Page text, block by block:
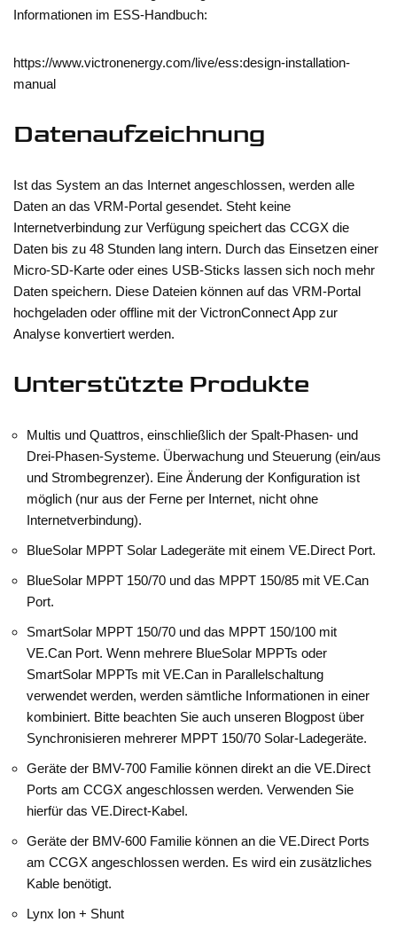
Informationen im ESS-Handbuch:
https://www.victronenergy.com/live/ess:design-installation-
manual
Datenaufzeichnung
Ist das System an das Internet angeschlossen, werden alle
Daten an das VRM-Portal gesendet. Steht keine
Internetverbindung zur Verfügung speichert das CCGX die
Daten bis zu 48 Stunden lang intern. Durch das Einsetzen einer
Micro-SD-Karte oder eines USB-Sticks lassen sich noch mehr
Daten speichern. Diese Dateien können auf das VRM-Portal
hochgeladen oder offline mit der VictronConnect App zur
Analyse konvertiert werden.
Unterstützte Produkte
Multis und Quattros, einschließlich der Spalt-Phasen- und
Drei-Phasen-Systeme. Überwachung und Steuerung (ein/aus
und Strombegrenzer). Eine Änderung der Konfiguration ist
möglich (nur aus der Ferne per Internet, nicht ohne
Internetverbindung).
BlueSolar MPPT Solar Ladegeräte mit einem VE.Direct Port.
BlueSolar MPPT 150/70 und das MPPT 150/85 mit VE.Can
Port.
SmartSolar MPPT 150/70 und das MPPT 150/100 mit
VE.Can Port. Wenn mehrere BlueSolar MPPTs oder
SmartSolar MPPTs mit VE.Can in Parallelschaltung
verwendet werden, werden sämtliche Informationen in einer
kombiniert. Bitte beachten Sie auch unseren Blogpost über
Synchronisieren mehrerer MPPT 150/70 Solar-Ladegeräte.
Geräte der BMV-700 Familie können direkt an die VE.Direct
Ports am CCGX angeschlossen werden. Verwenden Sie
hierfür das VE.Direct-Kabel.
Geräte der BMV-600 Familie können an die VE.Direct Ports
am CCGX angeschlossen werden. Es wird ein zusätzliches
Kable benötigt.
Lynx Ion + Shunt